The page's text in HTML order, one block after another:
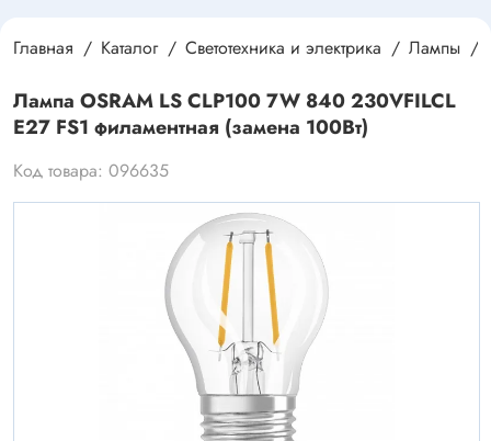
Главная Каталог Светотехника и электрика Лампы
Лампа OSRAM LS CLP100 7W 840 230VFILCL
E27 FS1 филаментная (замена 100Вт)
Код товара: 096635